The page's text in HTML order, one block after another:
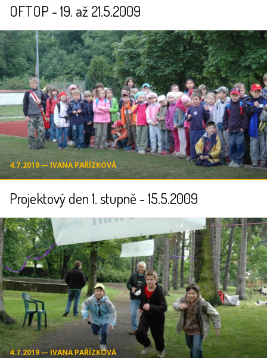
OFTOP - 19. až 21.5.2009
4.7.2019 ― IVANA PAŘÍZKOVÁ
Projektový den 1. stupně - 15.5.2009
4.7.2019 ― IVANA PAŘÍZKOVÁ